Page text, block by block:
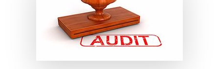
DỤNG
CHUẨN
MỰC
BÁO
CÁO
TÀI